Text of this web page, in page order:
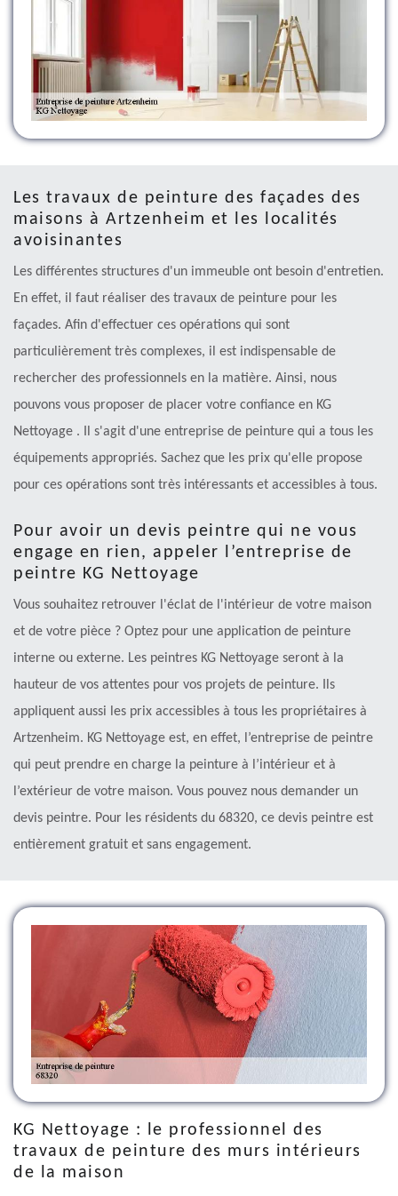
Les travaux de peinture des façades des
maisons à Artzenheim et les localités
avoisinantes
Les différentes structures d'un immeuble ont besoin d'entretien.
En effet, il faut réaliser des travaux de peinture pour les
façades. Afin d'effectuer ces opérations qui sont
particulièrement très complexes, il est indispensable de
rechercher des professionnels en la matière. Ainsi, nous
pouvons vous proposer de placer votre confiance en KG
Nettoyage . Il s'agit d'une entreprise de peinture qui a tous les
équipements appropriés. Sachez que les prix qu'elle propose
pour ces opérations sont très intéressants et accessibles à tous.
Pour avoir un devis peintre qui ne vous
engage en rien, appeler l’entreprise de
peintre KG Nettoyage
Vous souhaitez retrouver l'éclat de l'intérieur de votre maison
et de votre pièce ? Optez pour une application de peinture
interne ou externe. Les peintres KG Nettoyage seront à la
hauteur de vos attentes pour vos projets de peinture. Ils
appliquent aussi les prix accessibles à tous les propriétaires à
Artzenheim. KG Nettoyage est, en effet, l’entreprise de peintre
qui peut prendre en charge la peinture à l’intérieur et à
l’extérieur de votre maison. Vous pouvez nous demander un
devis peintre. Pour les résidents du 68320, ce devis peintre est
entièrement gratuit et sans engagement.
KG Nettoyage : le professionnel des
travaux de peinture des murs intérieurs
de la maison